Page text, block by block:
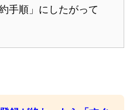
手順」にしたがって